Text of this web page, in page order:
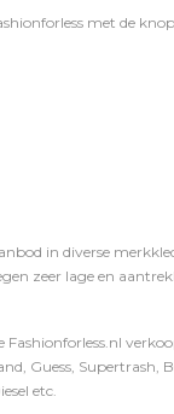
met de knop
in diverse
zeer lage en
Fashionforless.nl
Guess, Supertrash,
etc.